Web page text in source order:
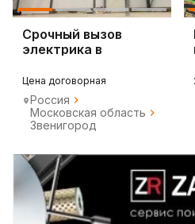
Срочный вызов
электрика в
Звенигороде.
Цена договорная
Россия
Московская область
Звенигород